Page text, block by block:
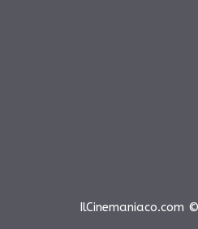
IlCinemaniaco.com